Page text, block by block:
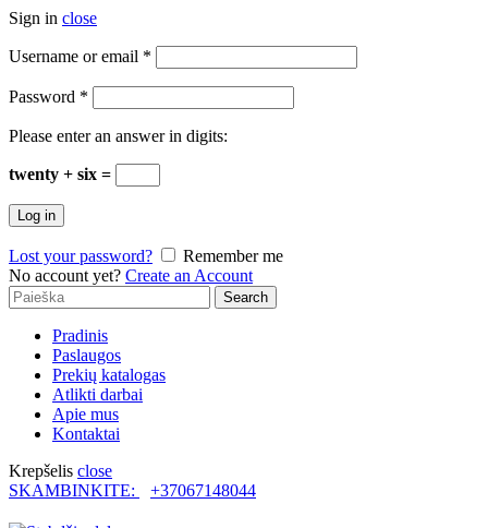
Sign in close
Username or email *
Password *
Please enter an answer in digits:
twenty + six =
Log in
Lost your password?
Remember me
No account yet? Create an Account
Search
for:
Search
Pradinis
Paslaugos
Prekių katalogas
Atlikti darbai
Apie mus
Kontaktai
Krepšelis close
SKAMBINKITE:
+37067148044